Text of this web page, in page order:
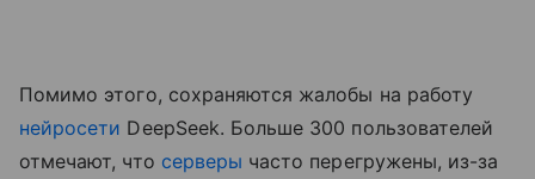
Помимо этого, сохраняются жалобы на работу
нейросети DeepSeek. Больше 300 пользователей
отмечают, что серверы часто перегружены, из-за